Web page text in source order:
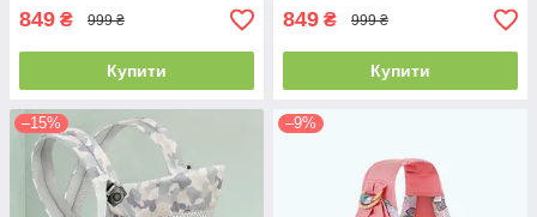
849 ₴ 999 ₴
Купити
849 ₴ 999 ₴
Купити
–15% –9%